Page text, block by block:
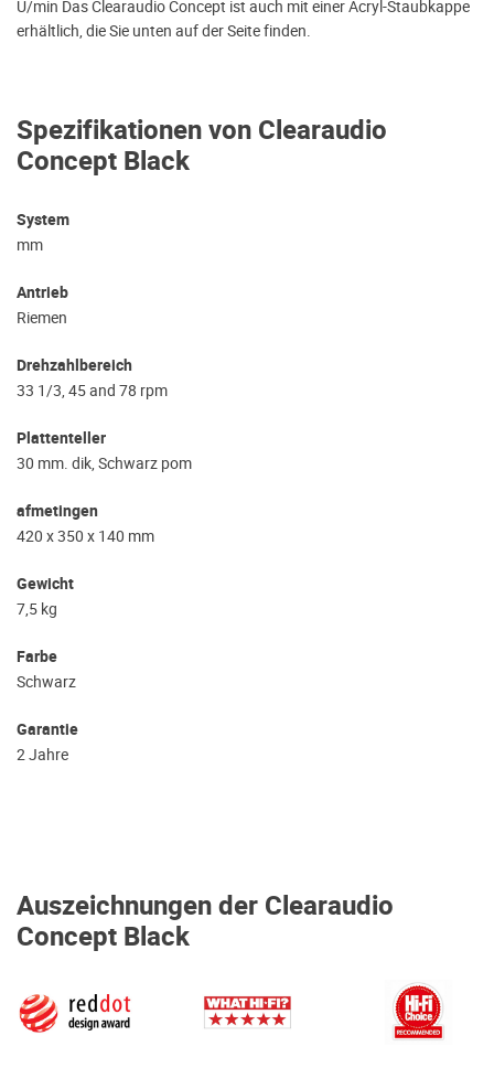
Spezifikationen von Clearaudio
Concept Black
System
mm
Antrieb
Riemen
Drehzahlbereich
33 1/3, 45 and 78 rpm
Plattenteller
30 mm. dik, Schwarz pom
afmetingen
420 x 350 x 140 mm
Gewicht
7,5 kg
Farbe
Schwarz
Garantie
2 Jahre
U/min Das Clearaudio Concept ist auch mit einer Acryl-Staubkappe
erhältlich, die Sie unten auf der Seite finden.
Auszeichnungen der Clearaudio
Concept Black